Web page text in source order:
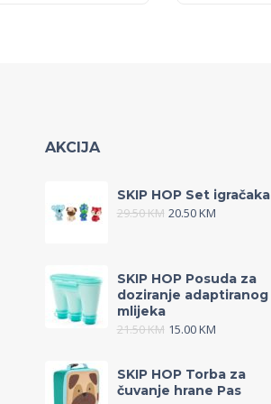
AKCIJA
SKIP HOP Set igračaka
29.50KM 20.50KM
SKIP HOP Posuda za
doziranje adaptiranog
mlijeka
21.50KM 15.00KM
SKIP HOP Torba za
čuvanje hrane Pas